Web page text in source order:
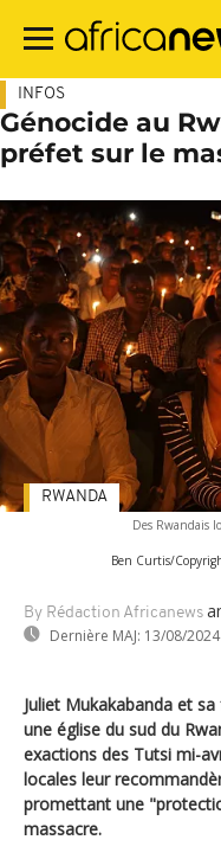
contenu
INFOS
Génocide au
préfet sur le
Des Rwandais
Ben Curtis/
By Rédaction Africanews
Dernière MAJ: 13/08/2024
RWANDA
Juliet Mukakabanda et
une église du sud du
exactions des Tutsi mi-
locales leur
promettant une
massacre.